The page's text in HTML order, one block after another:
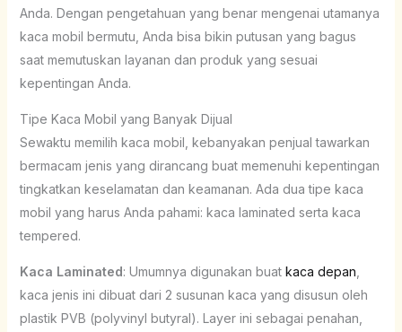
Anda. Dengan pengetahuan yang benar mengenai utamanya
kaca mobil bermutu, Anda bisa bikin putusan yang bagus
saat memutuskan layanan dan produk yang sesuai
kepentingan Anda.
Tipe Kaca Mobil yang Banyak Dijual
Sewaktu memilih kaca mobil, kebanyakan penjual tawarkan
bermacam jenis yang dirancang buat memenuhi kepentingan
tingkatkan keselamatan dan keamanan. Ada dua tipe kaca
mobil yang harus Anda pahami: kaca laminated serta kaca
tempered.
Kaca Laminated: Umumnya digunakan buat kaca depan
kaca jenis ini dibuat dari 2 susunan kaca yang disusun oleh
plastik PVB (polyvinyl butyral). Layer ini sebagai penahan,